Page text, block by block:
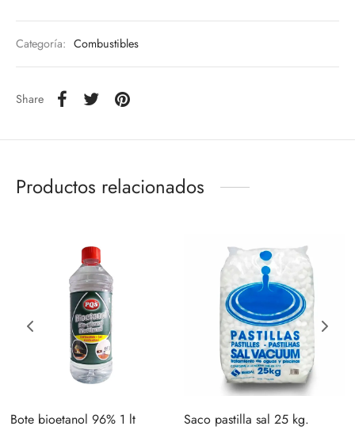
Categoría: Combustibles
Share
Productos relacionados
Bote bioetanol 96% 1 lt
Saco pastilla sal 25 kg.